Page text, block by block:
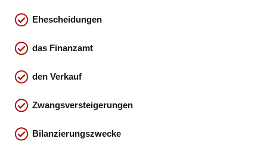
Ehescheidungen
das Finanzamt
den Verkauf
Zwangsversteigerungen
Bilanzierungszwecke